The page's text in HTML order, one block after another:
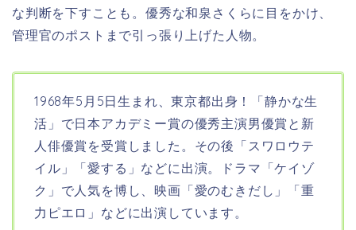
な判断を下すことも。優秀な和泉さくらに目をかけ、
管理官のポストまで引っ張り上げた人物。
1968年5月5日生まれ、東京都出身！「静かな生
活」で日本アカデミー賞の優秀主演男優賞と新
人俳優賞を受賞しました。その後「スワロウテ
イル」「愛する」などに出演。ドラマ「ケイゾ
ク」で人気を博し、映画「愛のむきだし」「重
力ピエロ」などに出演しています。